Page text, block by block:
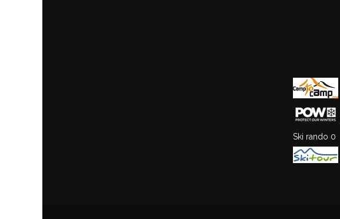
Ski rando 0